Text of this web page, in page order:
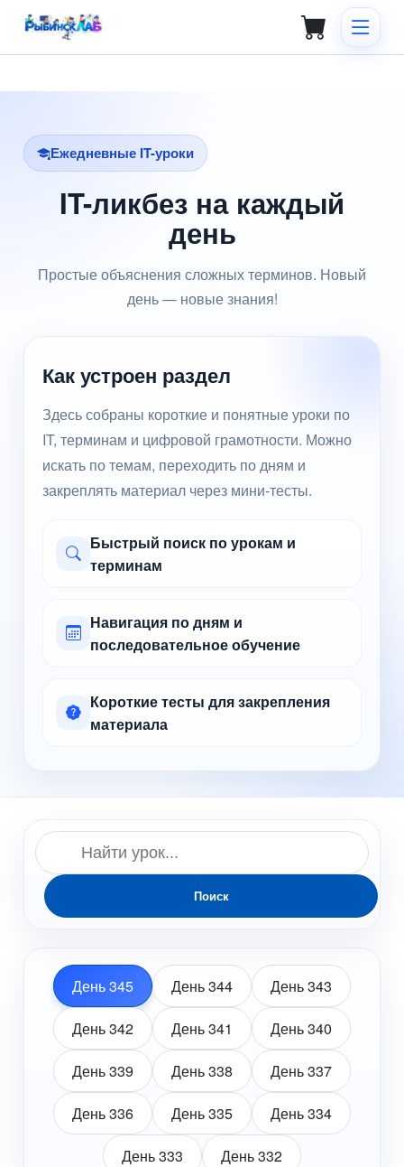
Ежедневные IT-уроки
IT-ликбез на каждый
день
Простые объяснения сложных терминов. Новый
день — новые знания!
Как устроен раздел
Здесь собраны короткие и понятные уроки по
IT, терминам и цифровой грамотности. Можно
искать по темам, переходить по дням и
закреплять материал через мини-тесты.
Быстрый поиск по урокам и
терминам
Навигация по дням и
последовательное обучение
Короткие тесты для закрепления
материала
Поиск
День 345 День 344 День 343
День 342 День 341 День 340
День 339 День 338 День 337
День 336 День 335 День 334
День 333 День 332